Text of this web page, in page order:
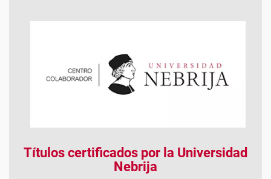
Títulos certificados por la Universidad
Nebrija